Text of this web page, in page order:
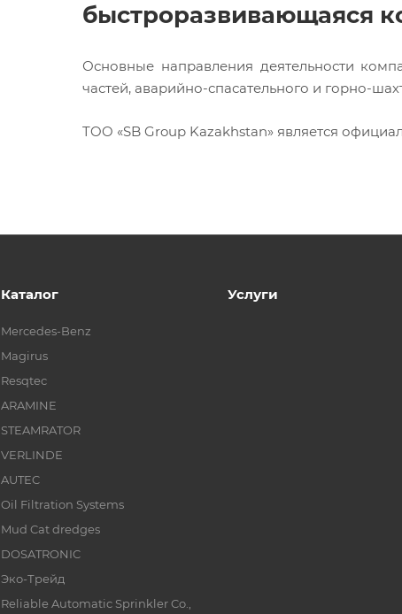
быстроразвивающаяся
Основные направления деятельности
частей, аварийно-спасательного и горно-
TOO «SB Group Kazakhstan» является
Каталог
Mercedes-Benz
Magirus
Resqtec
ARAMINE
STEAMRATOR
VERLINDE
AUTEC
Oil Filtration Systems
Mud Cat dredges
DOSATRONIC
Эко-Трейд
Reliable Automatic Sprinkler Co.,
Услуги